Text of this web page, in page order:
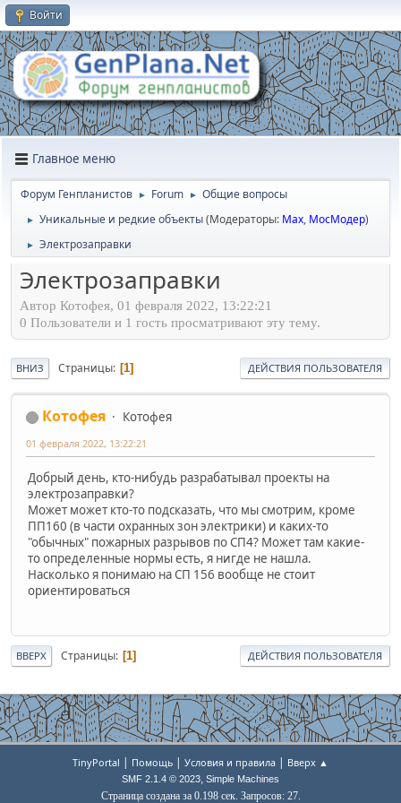
Войти
Главное меню
Форум Генпланистов ► Forum ► Общие вопросы
► Уникальные и редкие объекты(Модераторы: Max, МосМодер)
► Электрозаправки
Электрозаправки
Автор Котофея, 01 февраля 2022, 13:22:21
0 Пользователи и 1 гость просматривают эту тему.
ВНИЗ Страницы 1 ДЕЙСТВИЯ ПОЛЬЗОВАТЕЛЯ
Котофея Котофея
01 февраля 2022, 13:22:21
Добрый день, кто-нибудь разрабатывал проекты на
электрозаправки?
Может может кто-то подсказать, что мы смотрим, кроме
ПП160 (в части охранных зон электрики) и каких-то
"обычных" пожарных разрывов по СП4? Может там какие-
то определенные нормы есть, я нигде не нашла.
Насколько я понимаю на СП 156 вообще не стоит
ориентироваться
ВВЕРХ Страницы 1 ДЕЙСТВИЯ ПОЛЬЗОВАТЕЛЯ
TinyPortal | Помощь | Условия и правила | Вверх ▲
SMF 2.1.4 © 2023, Simple Machines
Страница создана за 0.198 сек. Запросов: 27.